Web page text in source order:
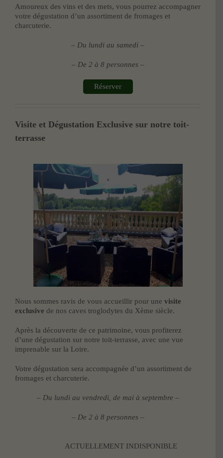
Amoureux des vins et des mets, vous pourrez accompagner
votre dégustation d’un assortiment de fromages et
charcuterie.
– Du lundi au samedi –
– De 2 à 8 personnes –
Réserver
Visite et Dégustation Exclusive sur notre toit-
terrasse
Nous sommes ravis de vous accueillir pour une visite
exclusive de nos caves troglodytes du Xème siècle.
Après la découverte de ce patrimoine, vous profiterez
d’une dégustation sur notre toit-terrasse, avec une vue
imprenable sur la Loire.
Votre dégustation sera accompagnée d’un assortiment de
fromages et charcuterie.
– Du lundi au vendredi, de mai à septembre –
– De 2 à 8 personnes –
ACTUELLEMENT INDISPONIBLE